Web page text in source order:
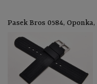
Pasek Bros 0584,